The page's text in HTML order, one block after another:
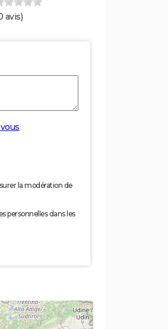
avis)
la modération de
personnelles dans les